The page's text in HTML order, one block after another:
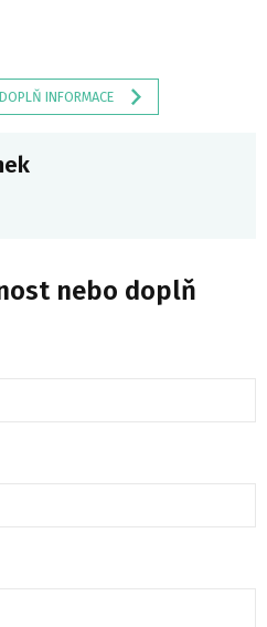
INFORMACE
nebo doplň